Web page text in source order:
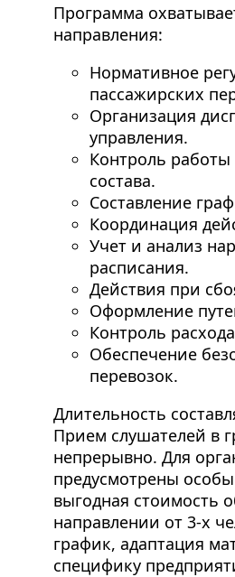
Программа
направления:
Нормативное
пассажирских
Организация
управления.
Контроль
состава.
Составление
Координация
Учет и анализ
расписания.
Действия при
Оформление
Контроль
Обеспечение
перевозок.
Длительность
Прием слушателей в
непрерывно. Для
предусмотрены
выгодная стоимость
направлении от 3-х
график, адаптация
специфику